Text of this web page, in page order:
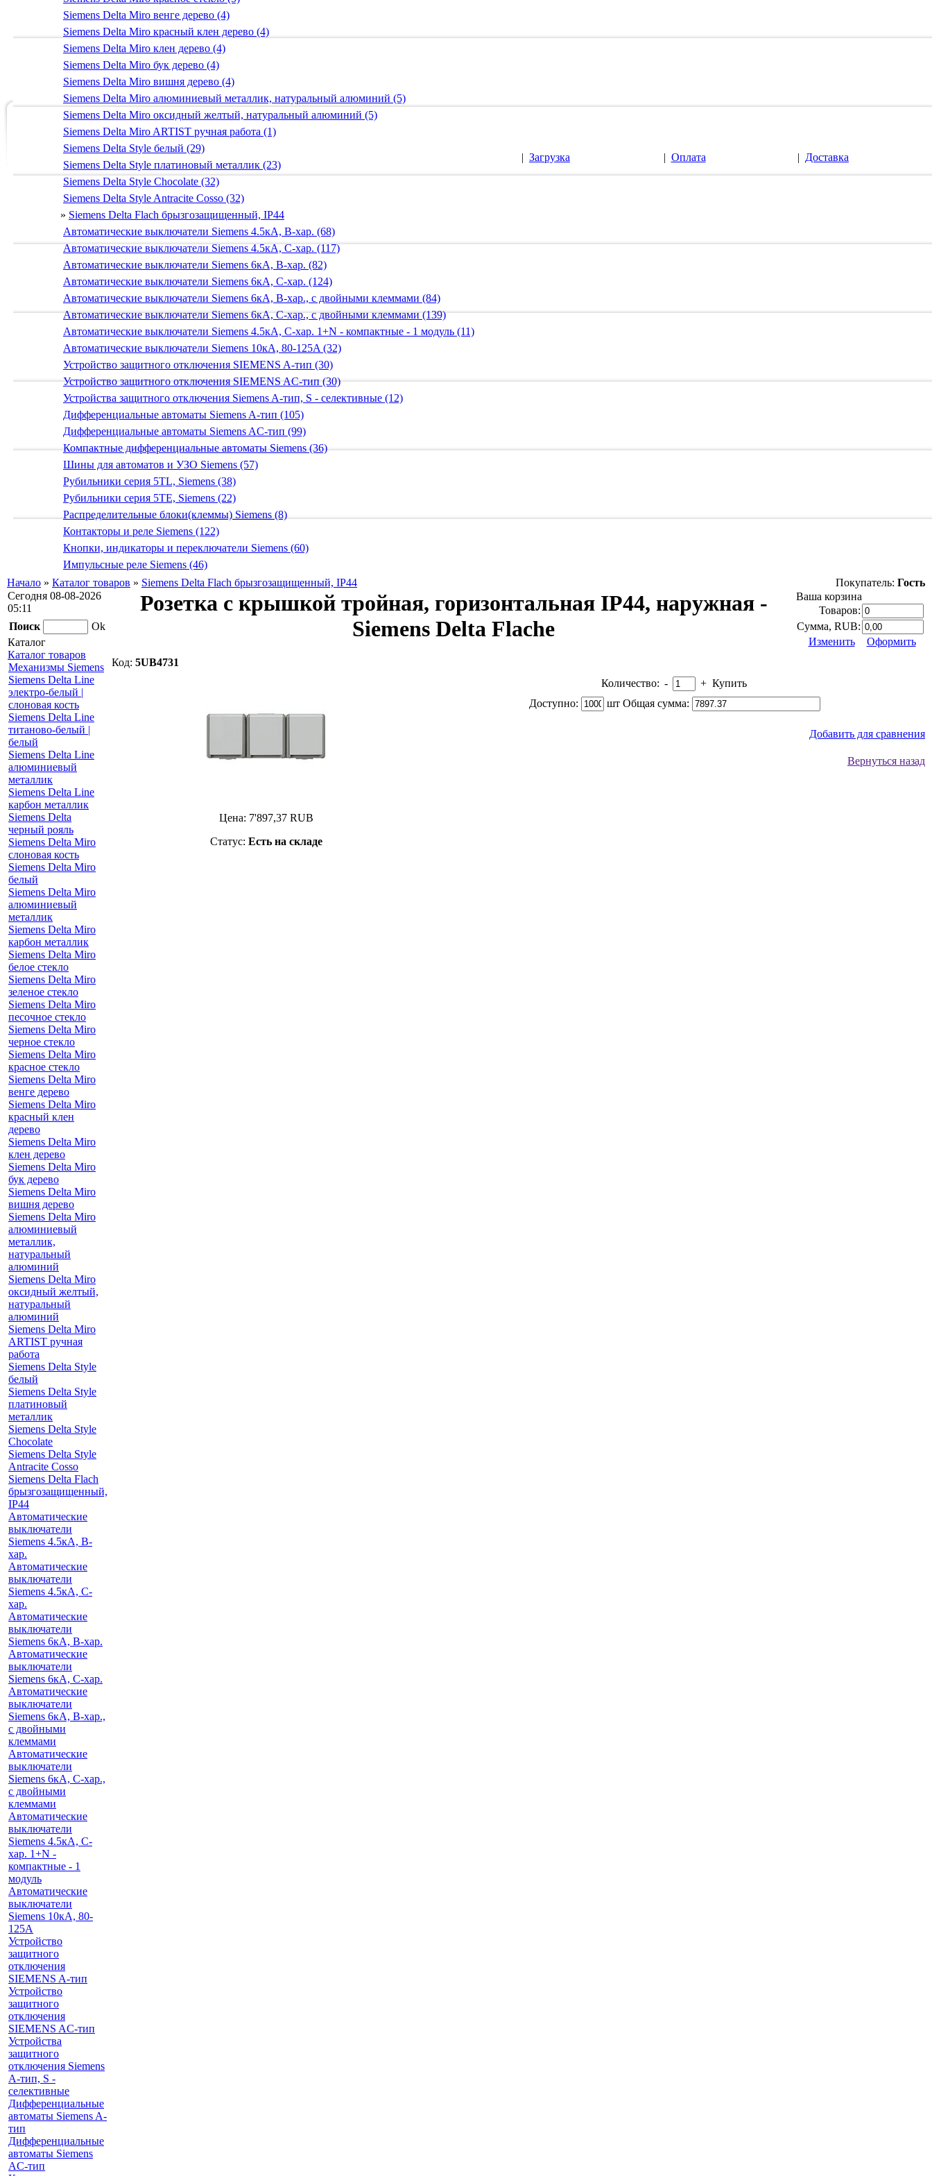
Siemens Delta Miro венге дерево (4)
Siemens Delta Miro красный клен дерево (4)
Siemens Delta Miro клен дерево (4)
Siemens Delta Miro бук дерево (4)
Siemens Delta Miro вишня дерево (4)
Siemens Delta Miro алюминиевый металлик, натуральный алюминий (5)
Siemens Delta Miro оксидный желтый, натуральный алюминий (5)
Siemens Delta Miro ARTIST ручная работа (1)
Siemens Delta Style белый (29)
Siemens Delta Style платиновый металлик (23)
Siemens Delta Style Chocolate (32)
Siemens Delta Style Antracite Cosso (32)
» Siemens Delta Flach брызгозащищенный, IP44
Автоматические выключатели Siemens 4.5кА, B-хар. (68)
Автоматические выключатели Siemens 4.5кА, C-хар. (117)
Автоматические выключатели Siemens 6кА, B-хар. (82)
Автоматические выключатели Siemens 6кА, С-хар. (124)
Автоматические выключатели Siemens 6кА, B-хар., с двойными клеммами (84)
Автоматические выключатели Siemens 6кА, C-хар., с двойными клеммами (139)
Автоматические выключатели Siemens 4.5кА, C-хар. 1+N - компактные - 1 модуль (11)
Автоматические выключатели Siemens 10кА, 80-125A (32)
Устройство защитного отключения SIEMENS A-тип (30)
Устройство защитного отключения SIEMENS AС-тип (30)
Устройства защитного отключения Siemens A-тип, S - селективные (12)
Дифференциальные автоматы Siemens A-тип (105)
Дифференциальные автоматы Siemens AС-тип (99)
Компактные дифференциальные автоматы Siemens (36)
Шины для автоматов и УЗО Siemens (57)
Рубильники серия 5TL, Siemens (38)
Рубильники серия 5TE, Siemens (22)
Распределительные блоки(клеммы) Siemens (8)
Контакторы и реле Siemens (122)
Кнопки, индикаторы и переключатели Siemens (60)
Импульсные реле Siemens (46)
| Загрузка | Оплата | Доставка
Начало » Каталог товаров » Siemens Delta Flach брызгозащищенный, IP44 Покупатель: Гость
Сегодня 08-08-2026
05:11
Поиск
Ok
Каталог
Каталог товаров
Механизмы Siemens
Siemens Delta Line
электро-белый |
слоновая кость
Siemens Delta Line
титаново-белый |
белый
Siemens Delta Line
алюминиевый
металлик
Siemens Delta Line
карбон металлик
Siemens Delta
черный рояль
Siemens Delta Miro
слоновая кость
Siemens Delta Miro
белый
Siemens Delta Miro
алюминиевый
металлик
Siemens Delta Miro
карбон металлик
Siemens Delta Miro
белое стекло
Siemens Delta Miro
зеленое стекло
Siemens Delta Miro
песочное стекло
Siemens Delta Miro
черное стекло
Siemens Delta Miro
красное стекло
Siemens Delta Miro
венге дерево
Siemens Delta Miro
красный клен
дерево
Siemens Delta Miro
клен дерево
Siemens Delta Miro
бук дерево
Siemens Delta Miro
вишня дерево
Siemens Delta Miro
алюминиевый
металлик,
натуральный
алюминий
Siemens Delta Miro
оксидный желтый,
натуральный
алюминий
Siemens Delta Miro
ARTIST ручная
работа
Siemens Delta Style
белый
Siemens Delta Style
платиновый
металлик
Siemens Delta Style
Chocolate
Siemens Delta Style
Antracite Cosso
Siemens Delta Flach
брызгозащищенный,
IP44
Автоматические
выключатели
Siemens 4.5кА, B-
хар.
Автоматические
выключатели
Siemens 4.5кА, C-
хар.
Автоматические
выключатели
Siemens 6кА, B-хар.
Автоматические
выключатели
Siemens 6кА, С-хар.
Автоматические
выключатели
Siemens 6кА, B-хар.,
с двойными
клеммами
Автоматические
выключатели
Siemens 6кА, C-хар.,
с двойными
клеммами
Автоматические
выключатели
Siemens 4.5кА, C-
хар. 1+N -
компактные - 1
модуль
Автоматические
выключатели
Siemens 10кА, 80-
125A
Устройство
защитного
отключения
SIEMENS A-тип
Устройство
защитного
отключения
SIEMENS AС-тип
Устройства
защитного
отключения Siemens
A-тип, S -
селективные
Дифференциальные
автоматы Siemens A-
тип
Дифференциальные
автоматы Siemens
AС-тип
Розетка с крышкой тройная, горизонтальная IP44, наружная -
Siemens Delta Flache
Код: 5UB4731
Ваша корзина
Товаров:
Сумма, RUB:
Изменить
Оформить
Цена: 7'897,37RUB
Статус: Есть на складе
Количество: - + Купить
Доступно:
шт Общая сумма:
Добавить для сравнения
Вернуться назад